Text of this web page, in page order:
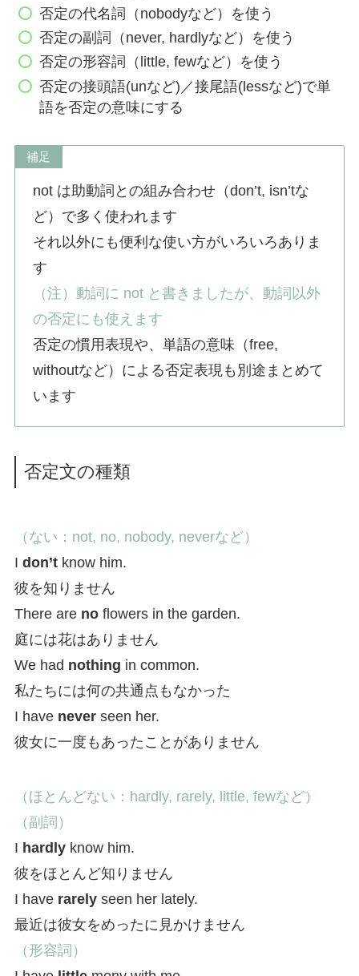
否定の代名詞（nobodyなど）を使う
否定の副詞（never, hardlyなど）を使う
否定の形容詞（little, fewなど）を使う
否定の接頭語(unなど)／接尾語(lessなど)で単
語を否定の意味にする
補足
not は助動詞との組み合わせ（don’t, isn’tな
ど）で多く使われます
それ以外にも便利な使い方がいろいろありま
す
（注）動詞に not と書きましたが、動詞以外
の否定にも使えます
否定の慣用表現や、単語の意味（free,
withoutなど）による否定表現も別途まとめて
います
否定文の種類
（ない：not, no, nobody, neverなど）
I don’tknow him.
彼を知りません
There are noflowers in the garden.
庭には花はありません
We had nothing in common.
私たちには何の共通点もなかった
I have neverseen her.
彼女に一度もあったことがありません
（ほとんどない：hardly, rarely, little, fewなど）
（副詞）
I hardlyknow him.
彼をほとんど知りません
I have rarelyseen her lately.
最近は彼女をめったに見かけません
（形容詞）